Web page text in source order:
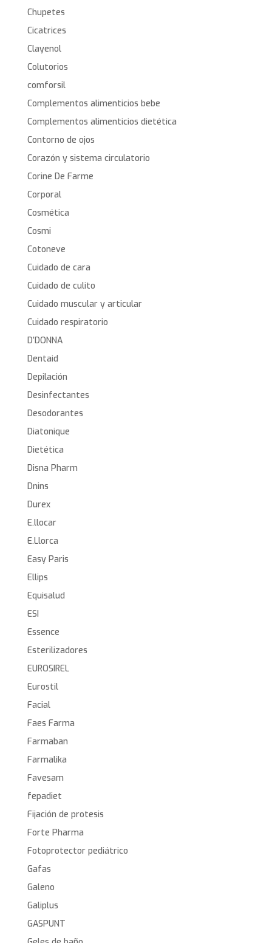
Chupetes
Cicatrices
Clayenol
Colutorios
comforsil
Complementos alimenticios bebe
Complementos alimenticios dietética
Contorno de ojos
Corazón y sistema circulatorio
Corine De Farme
Corporal
Cosmética
Cosmi
Cotoneve
Cuidado de cara
Cuidado de culito
Cuidado muscular y articular
Cuidado respiratorio
D’DONNA
Dentaid
Depilación
Desinfectantes
Desodorantes
Diatonique
Dietética
Disna Pharm
Dnins
Durex
E.llocar
E.Llorca
Easy Paris
Ellips
Equisalud
ESI
Essence
Esterilizadores
EUROSIREL
Eurostil
Facial
Faes Farma
Farmaban
Farmalika
Favesam
fepadiet
Fijación de protesis
Forte Pharma
Fotoprotector pediátrico
Gafas
Galeno
Galiplus
GASPUNT